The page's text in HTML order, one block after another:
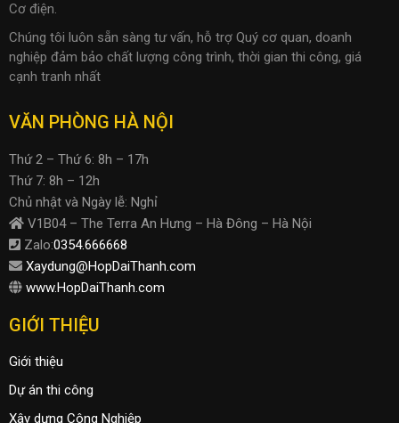
Cơ điện.
Chúng tôi luôn sẵn sàng tư vấn, hỗ trợ Quý cơ quan, doanh
nghiệp đảm bảo chất lượng công trình, thời gian thi công, giá
cạnh tranh nhất
VĂN PHÒNG HÀ NỘI
Thứ 2 – Thứ 6: 8h – 17h
Thứ 7: 8h – 12h
Chủ nhật và Ngày lễ: Nghỉ
V1B04 – The Terra An Hưng – Hà Đông – Hà Nội
Zalo:0354.666668
Xaydung@HopDaiThanh.com
www.HopDaiThanh.com
GIỚI THIỆU
Giới thiệu
Dự án thi công
Xây dựng Công Nghiệp